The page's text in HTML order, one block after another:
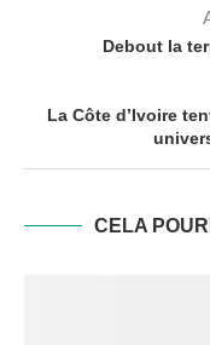
Debout la
La Côte d’Ivoire
CELA